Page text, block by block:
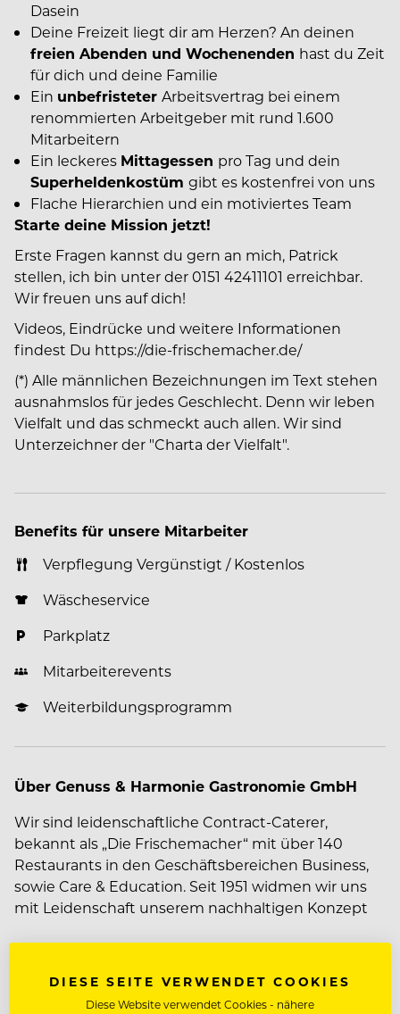
Dasein
Deine Freizeit liegt dir am Herzen? An deinen
freien Abenden und Wochenenden hast du Zeit
für dich und deine Familie
Ein unbefristeter Arbeitsvertrag bei einem
renommierten Arbeitgeber mit rund 1.600
Mitarbeitern
Ein leckeres Mittagessen pro Tag und dein
Superheldenkostüm gibt es kostenfrei von uns
Flache Hierarchien und ein motiviertes Team
Starte deine Mission jetzt!
Erste Fragen kannst du gern an mich, Patrick
stellen, ich bin unter der 0151 42411101 erreichbar.
Wir freuen uns auf dich!
Videos, Eindrücke und weitere Informationen
findest Du https://die-frischemacher.de/
(*) Alle männlichen Bezeichnungen im Text stehen
ausnahmslos für jedes Geschlecht. Denn wir leben
Vielfalt und das schmeckt auch allen. Wir sind
Unterzeichner der "Charta der Vielfalt".
Benefits für unsere Mitarbeiter
Verpflegung Vergünstigt / Kostenlos
Wäscheservice
Parkplatz
Mitarbeiterevents
Weiterbildungsprogramm
Über Genuss & Harmonie Gastronomie GmbH
Wir sind leidenschaftliche Contract-Caterer,
bekannt als „Die Frischemacher“ mit über 140
Restaurants in den Geschäftsbereichen Business,
sowie Care & Education. Seit 1951 widmen wir uns
mit Leidenschaft unserem nachhaltigen Konzept
Gastronomie GmbH
DIESE SEITE VERWENDET COOKIES
Diese Website verwendet Cookies - nähere